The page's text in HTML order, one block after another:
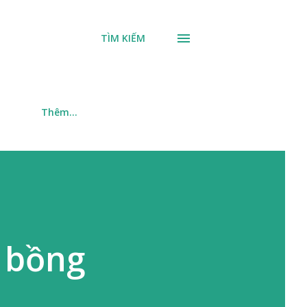
TÌM KIẾM
Thêm…